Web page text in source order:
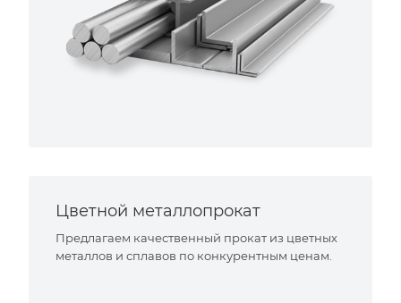
Цветной металлопрокат
Предлагаем качественный прокат из цветных
металлов и сплавов по конкурентным ценам.